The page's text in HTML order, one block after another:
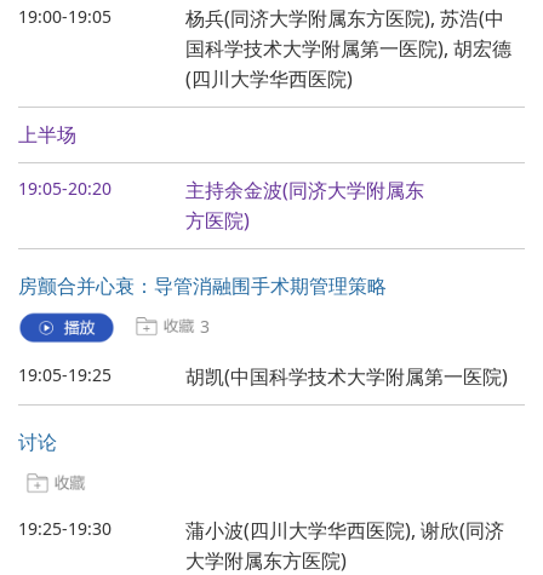
19:00-19:05
杨兵(同济大学附属东方医院), 苏浩(中
国科学技术大学附属第一医院), 胡宏德
(四川大学华西医院)
上半场
19:05-20:20
主持余金波(同济大学附属东
方医院)
房颤合并心衰：导管消融围手术期管理策略
3
19:05-19:25 胡凯(中国科学技术大学附属第一医院)
讨论
19:25-19:30
蒲小波(四川大学华西医院), 谢欣(同济
大学附属东方医院)